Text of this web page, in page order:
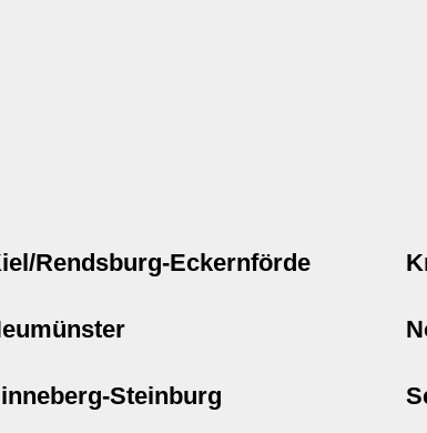
Rendsburg-Eckernförde
Steinburg